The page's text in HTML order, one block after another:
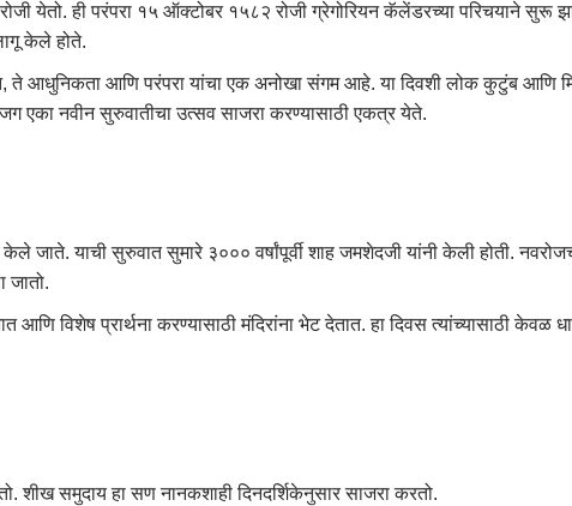
येतो. ही परंपरा १५ ऑक्टोबर १५८२ रोजी ग्रेगोरियन कॅलेंडरच्या परिचयाने सुरू
केले होते.
ते आधुनिकता आणि परंपरा यांचा एक अनोखा संगम आहे. या दिवशी लोक कुटुंब आणि
एका नवीन सुरुवातीचा उत्सव साजरा करण्यासाठी एकत्र येते.
जाते. याची सुरुवात सुमारे ३००० वर्षांपूर्वी शाह जमशेदजी यांनी केली होती.
जातो.
विशेष प्रार्थना करण्यासाठी मंदिरांना भेट देतात. हा दिवस त्यांच्यासाठी केवळ
शीख समुदाय हा सण नानकशाही दिनदर्शिकेनुसार साजरा करतो.